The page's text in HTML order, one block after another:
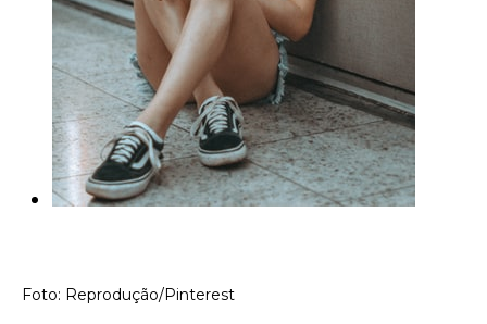
Foto: Reprodução/Pinterest